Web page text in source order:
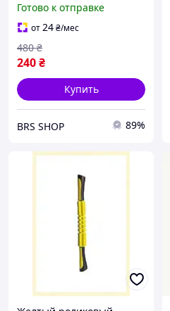
шариками BRS Pink
Готово к отправке
от24₴/мес
240₴
480 ₴
Купить
BRS SHOP 89%